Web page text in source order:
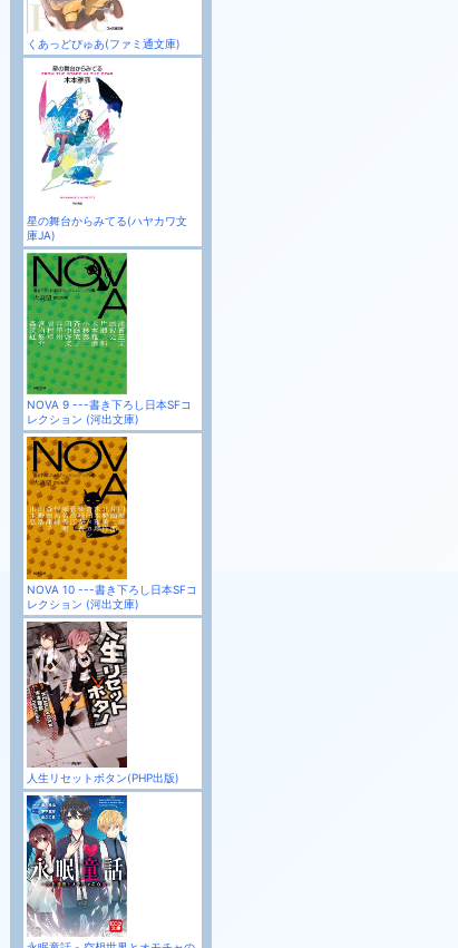
くあっどぴゅあ(ファミ通文庫)
星の舞台からみてる(ハヤカワ文
庫JA)
NOVA 9 ---書き下ろし日本SFコ
レクション (河出文庫)
NOVA 10 ---書き下ろし日本SFコ
レクション (河出文庫)
人生リセットボタン(PHP出版)